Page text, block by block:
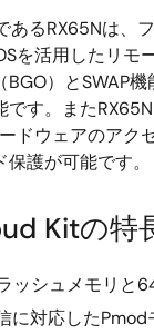
るRX65Nは、
を活用したリ
）とSWAP
す。また
ドウェアのア
護が可能です。
Kitの特
ッシュメモリと
に対応したPmod